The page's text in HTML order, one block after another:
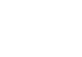
лежа